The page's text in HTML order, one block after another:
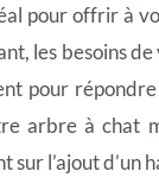
pour offrir à
les besoins
pour
arbre à chat
l’ajout